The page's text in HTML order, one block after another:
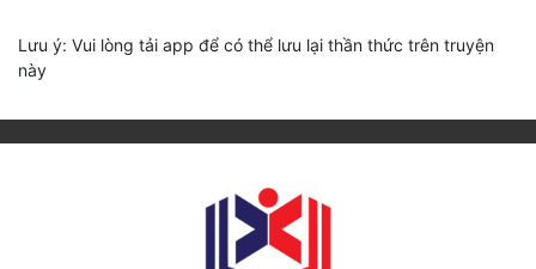
Lưu ý: Vui lòng tải app để có thể lưu lại thần thức trên truyện
này